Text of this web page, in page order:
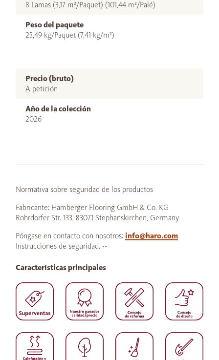
8 Lamas (3,17 m²/Paquet) (101,44 m²/Palé)
Peso del paquete
23,49 kg/Paquet (7,41 kg/m²)
Precio (bruto)
A petición
Año de la colección
2026
Normativa sobre seguridad de los productos
Fabricante: Hamberger Flooring GmbH & Co. KG
Rohrdorfer Str. 133, 83071 Stephanskirchen, Germany
Póngase en contacto con nosotros: info@haro.com
Instrucciones de seguridad: --
Características principales